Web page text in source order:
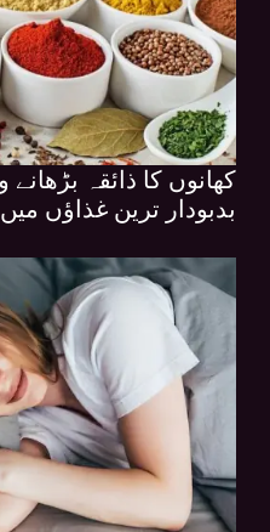
کھانوں کا ذائقہ بڑھانے
بدبودار ترین غذاؤں